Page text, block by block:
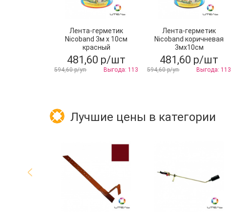
Лента-герметик
Nicoband 3м х 10см
красный
481,60 р/шт
594,60 р/уп Выгода: 113
Лента-герметик
Nicoband коричневая
3мх10см
481,60 р/шт
594,60 р/уп Выгода: 113
Лучшие цены в категории